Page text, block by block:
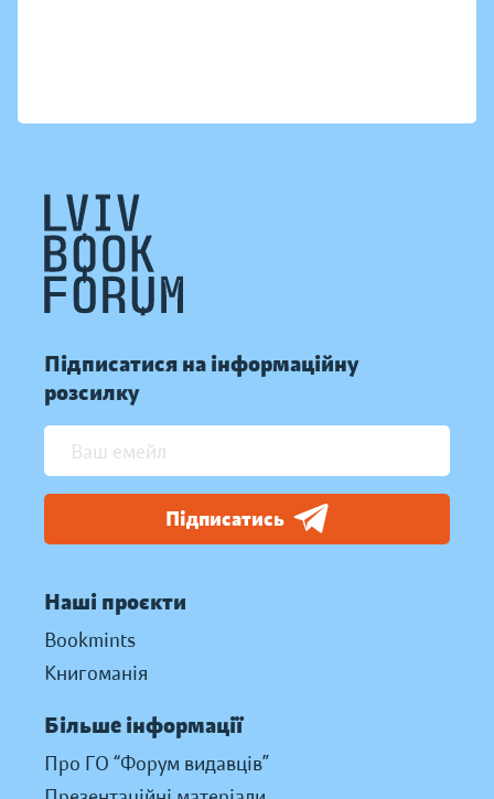
Підписатися на інформаційну
розсилку
Підписатись
Наші проєкти
Bookmints
Книгоманія
Більше інформації
Про ГО “Форум видавців”